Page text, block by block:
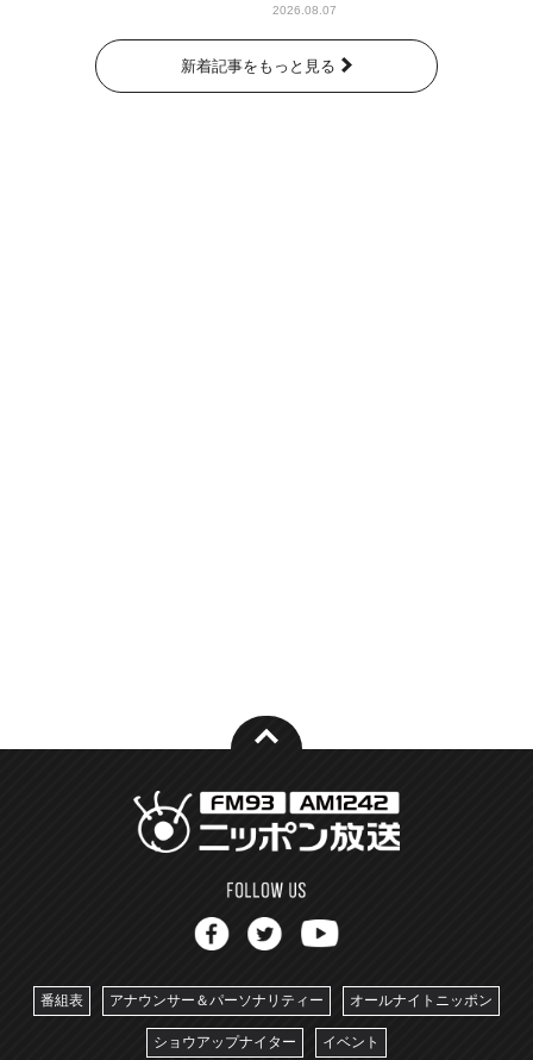
パンプスが合格祈願！
2026.08.07
新着記事をもっと見る
番組表 アナウンサー＆パーソナリティー オールナイトニッポン
ショウアップナイター イベント